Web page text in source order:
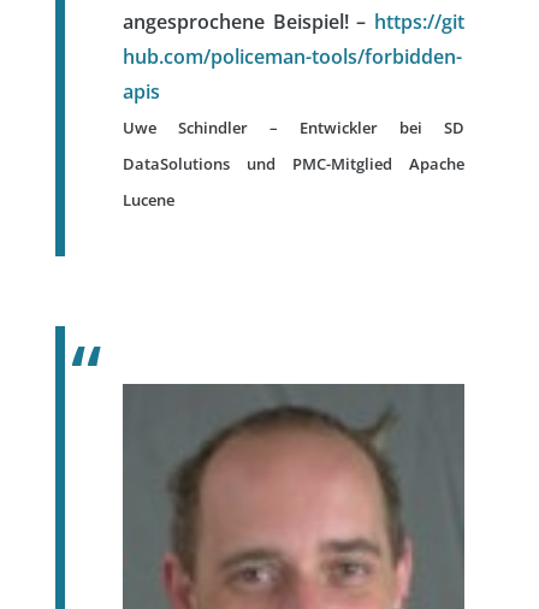
angesprochene Beispiel! – https://git
hub.com/policeman-tools/forbidden-
apis
Uwe Schindler – Entwickler bei SD
DataSolutions und PMC-Mitglied Apache
Lucene